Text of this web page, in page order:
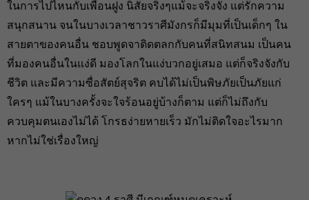
ในการไปไหนกับเพื่อนฝูง นิสัยจริงๆแม้จะจริงจัง แต่รักความ
สนุกสนาน จนในบางเวลาชาวราศีมังกรก็มีมุมที่เป็นเด็กๆ ใน
สายตาของคนอื่น ชอบพูดจาติดตลกกับคนที่สนิทสนม เป็นคน
ที่มองคนอื่นในแง่ดี มองโลกในแง่บวกอยู่เสมอ แต่ก็จริงจังกับ
ชีวิต และมีความซื่อสัตย์สุจริต คบได้ไม่เป็นพิษภัยเป็นภัยแก่
ใครๆ แม้ในบางครั้งจะใจร้อนอยู่บ้างก็ตาม แต่ก็ไม่ถึงกับ
ควบคุมตนเองไม่ได้ โกรธง่ายหายเร็ว มักไม่ติดใจอะไรมาก
หากไม่ใช่เรื่องใหญ่